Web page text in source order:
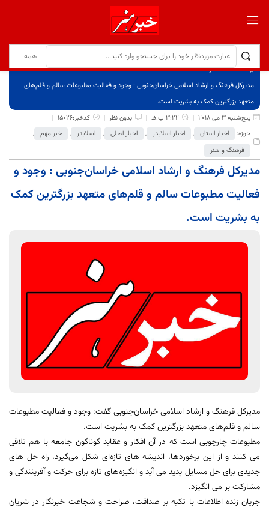
برگ نخست
نوشته‌ها
مدیرکل فرهنگ و ارشاد اسلامی خراسان‌جنوبی : وجود و فعالیت مطبوعات سالم و قلم‌های
متعهد بزرگترین کمک به بشریت است.
پنج‌شنبه 3 می 2018
3:22 ب.ظ بدون نظر
کدخبر:15026
حوزه:
اخبار استان , اخبار اسلایدر , اخبار اصلی , اسلایدر , خبر مهم ,
فرهنگ و هنر
مدیرکل فرهنگ و ارشاد اسلامی خراسان‌جنوبی : وجود و
فعالیت مطبوعات سالم و قلم‌های متعهد بزرگترین کمک
به بشریت است.
مدیرکل فرهنگ و ارشاد اسلامی خراسان‌جنوبی گفت: وجود و فعالیت مطبوعات
سالم و قلم‌های متعهد بزرگترین کمک به بشریت است.
مطبوعات چارچوبی است که در آن افکار و عقاید گوناگون جامعه با هم تلاقی
می کنند و از این برخوردها، اندیشه های تازه‌ای شکل می‌گیرد، راه حل های
جدیدی برای حل مسایل پدید می آید و انگیزه‌های تازه برای حرکت و آفرینندگی و
مشارکت بر می انگیزد.
جریان زنده اطلاعات با تکیه بر صداقت، صراحت و شجاعت خبرنگار در شریان